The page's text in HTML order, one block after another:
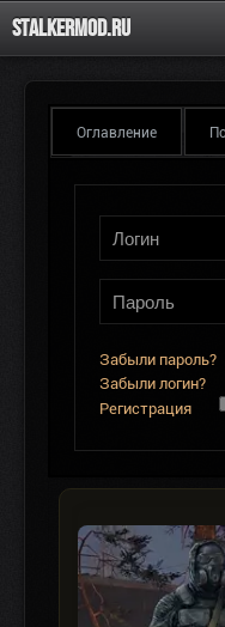
Stalkermod.ru
Оглавление
Забыли пароль?
Забыли логин?
Регистрация